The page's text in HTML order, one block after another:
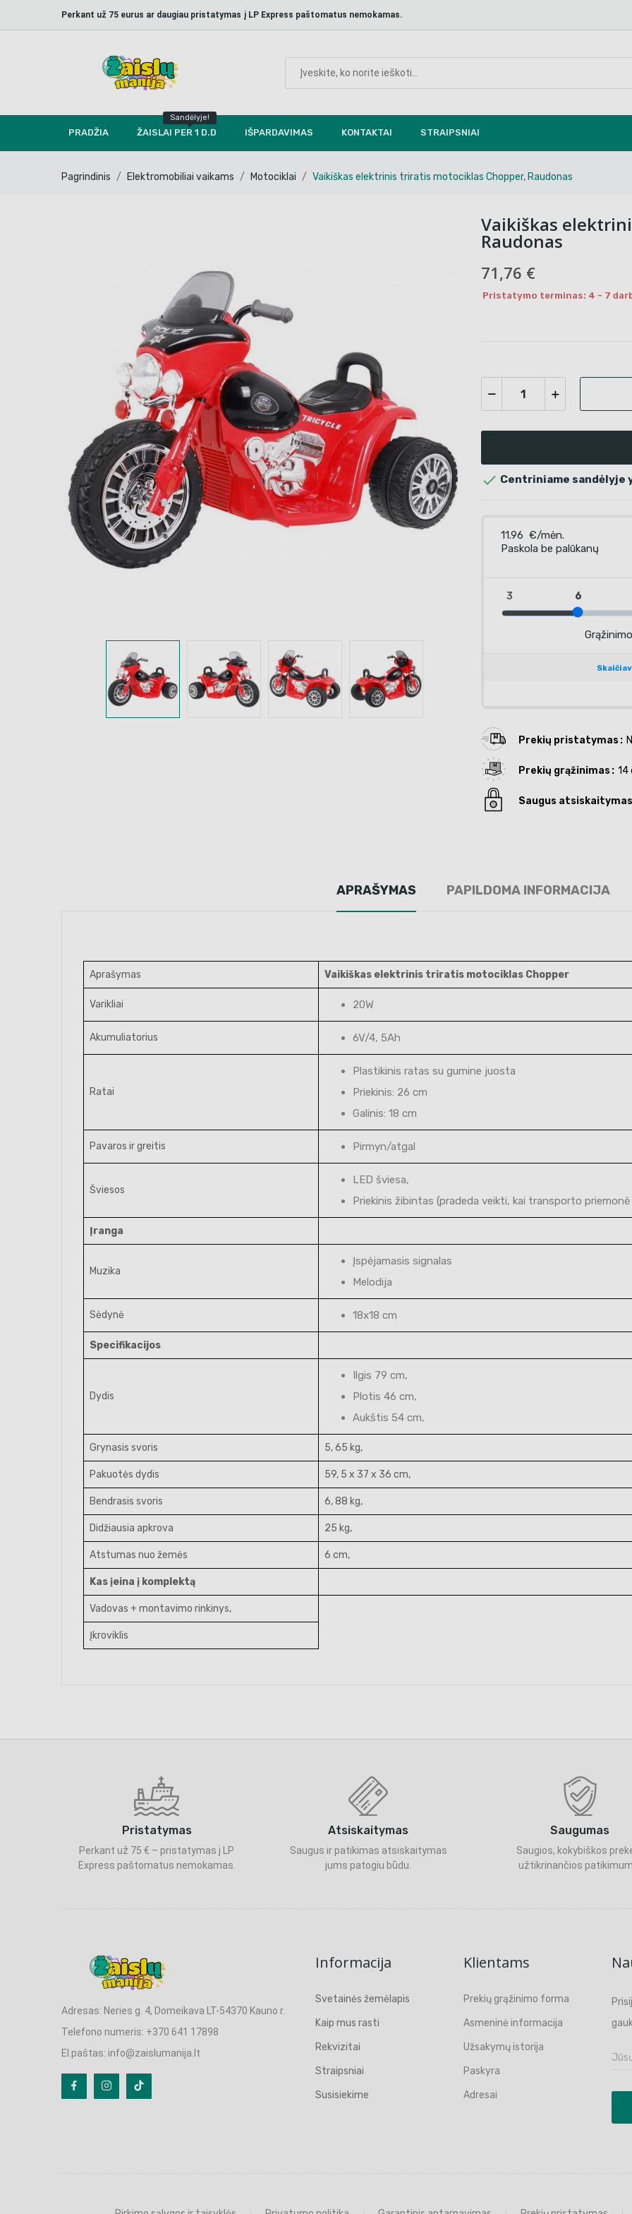
Perkant už 75 eurus ar daugiau pristatymas į LP Express paštomatus nemokamas.
PRADŽIA ŽAISLAI PER 1 D.D
Sandėlyje!
IŠPARDAVIMAS KONTAKTAI STRAIPSNIAI
Pagrindinis Elektromobiliai vaikams Motociklai Vaikiškas elektrinis triratis motociklas Chopper, Raudonas
Vaikiškas
Raudonas
71,76 €
Pristatymo terminas: 4 - 7
 Centriniame sandėlyje
Prekių pristatymas
Prekių grąžinimas 14
Saugus atsiskaitymas
APRAŠYMAS PAPILDOMA INFORMACIJA
Aprašymas Vaikiškas elektrinis triratis motociklas Chopper
Varikliai 20W
Akumuliatorius 6V/4, 5Ah
Ratai
Plastikinis ratas su gumine juosta
Priekinis: 26 cm
Galinis: 18 cm
Pavaros ir greitis Pirmyn/atgal
Šviesos
LED šviesa,
Priekinis žibintas (pradeda veikti, kai transporto priemonė
Įranga
Muzika
Įspėjamasis signalas
Melodija
Sėdynė 18x18 cm
Specifikacijos
Dydis
Ilgis 79 cm,
Plotis 46 cm,
Aukštis 54 cm,
Grynasis svoris 5, 65 kg,
Pakuotės dydis 59, 5 x 37 x 36 cm,
Bendrasis svoris 6, 88 kg,
Didžiausia apkrova 25 kg,
Atstumas nuo žemės 6 cm,
Kas įeina į komplektą
Vadovas + montavimo rinkinys,
Įkroviklis
Pristatymas
Perkant už 75 € – pristatymas į LP
Express paštomatus nemokamas.
Atsiskaitymas
Saugus ir patikimas atsiskaitymas
jums patogiu būdu.
Saugumas
Saugios, kokybiškos
užtikrinančios
Adresas: Neries g. 4, Domeikava LT-54370 Kauno r.
Telefono numeris: +370 641 17898
El.paštas: info@zaislumanija.lt
Informacija
Svetainės žemėlapis
Kaip mus rasti
Rekvizitai
Straipsniai
Susisiekime
Klientams
Prekių grąžinimo forma
Asmeninė informacija
Užsakymų istorija
Paskyra
Adresai